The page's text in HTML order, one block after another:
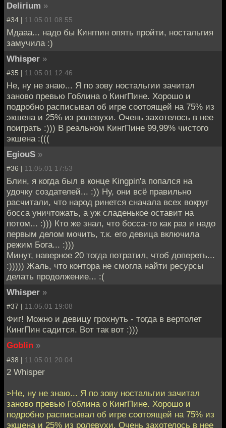
Delirium »
#34 | 11.05.01 08:55
Мдааа... надо бы Кингпин опять пройти, ностальгия
замучила :)
Whisper »
#35 | 11.05.01 12:46
Не, ну не знаю... Я по зову ностальгии зачитал
заново превью Гоблина о КингПине. Хорошо и
подробно расписывал об игре соотоящей на 75% из
экшена и 25% из ролевухи. Очень захотелось в нее
поиграть :))) В реальном КингПине 99,99% чистого
экшена :(((
EgiouS »
#36 | 11.05.01 17:53
Блин, я когда был в конце Kingpin'а попался на
удочку создателей... :)) Ну, они всё правильно
расчитали, что народ ринется сначала всех вокруг
босса уничтожать, а уж сладенькое оставит на
потом... :))) Кто же знал, что босса-то как раз и надо
первым делом мочить, т.к. его девица включила
режим Бога... :)))
Минут, наверное 20 тогда потратил, чтоб допереть...
:))))) Жаль, что контора не смогла найти ресурсы
делать продолжение... :(
Whisper »
#37 | 11.05.01 19:08
Фиг! Можно и девицу грохнуть - тогда в вертолет
КингПин садится. Вот так вот :)))
Goblin »
#38 | 11.05.01 20:04
2 Whisper
>Не, ну не знаю... Я по зову ностальгии зачитал
заново превью Гоблина о КингПине. Хорошо и
подробно расписывал об игре соотоящей на 75% из
экшена и 25% из ролевухи. Очень захотелось в нее